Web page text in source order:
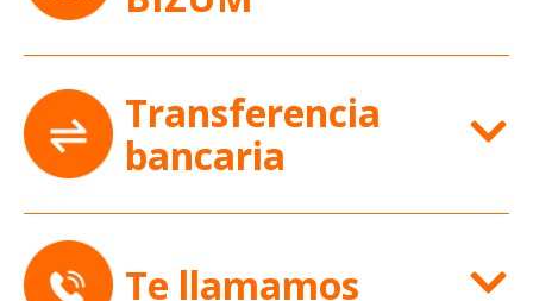
Transferencia
bancaria
Te llamamos